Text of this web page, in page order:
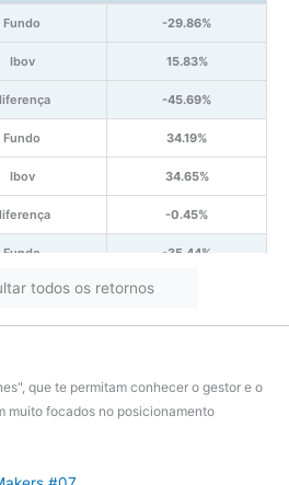
Fundo -29.86%
Ibov 15.83%
-45.69%
Fundo 34.19%
Ibov 34.65%
-0.45%
Fundo -35.44%
Ibov
-28.23%
Ibov 26.57%
todos os retornos
que te permitam conhecer o gestor e o
muito focados no posicionamento